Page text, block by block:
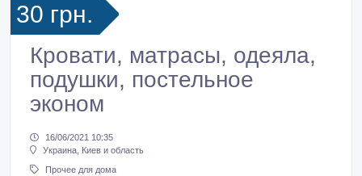
30 грн.
Кровати, матрасы, одеяла,
подушки, постельное
эконом
16/06/2021 10:35
Украина, Киев и область
Прочее для дома